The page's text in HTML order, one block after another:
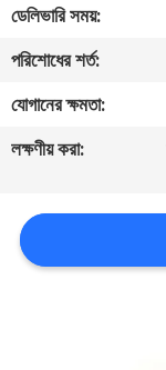
মান
নিয়ন্ত্রণ
যোগাযোগ
উদ্ধৃতির
ডেলিভারি সময়:
পরিশোধের শর্ত:
যোগানের ক্ষমতা:
লক্ষণীয় করা: